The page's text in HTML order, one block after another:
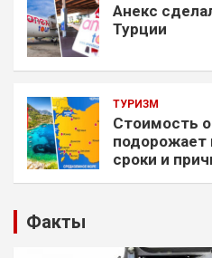
Анекс
Турции
ТУРИЗМ
Стоимость
подорожает
сроки и
Факты